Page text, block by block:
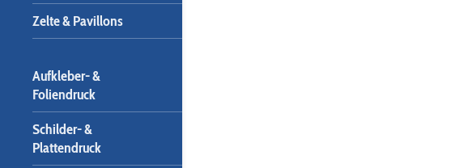
Zelte & Pavillons
Aufkleber- &
Foliendruck
Schilder- &
Plattendruck